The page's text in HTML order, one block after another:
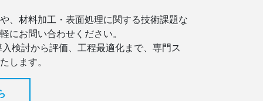
、材料加工・表面処理に関する技術課題な
にお問い合わせください。
検討から評価、工程最適化まで、専門ス
します。